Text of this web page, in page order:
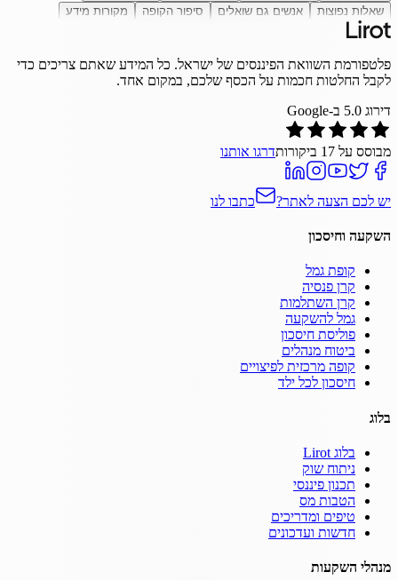
שאלות נפוצות
אנשים גם שואלים סיפור הקופה מקורות מידע
פלטפורמת השוואת הפיננסים של ישראל. כל המידע שאתם צריכים כדי
לקבל החלטות חכמות על הכסף שלכם, במקום אחד.
דירוג 5.0 ב-Google
מבוסס על 17 ביקורותדרגו אותנו
יש לכם הצעה לאתר? כתבו לנו
השקעה וחיסכון
קופת גמל
קרן פנסיה
קרן השתלמות
גמל להשקעה
פוליסת חיסכון
ביטוח מנהלים
קופה מרכזית לפיצויים
חיסכון לכל ילד
בלוג
בלוג Lirot
ניתוח שוק
תכנון פיננסי
הטבות מס
טיפים ומדריכים
חדשות ועדכונים
מנהלי השקעות